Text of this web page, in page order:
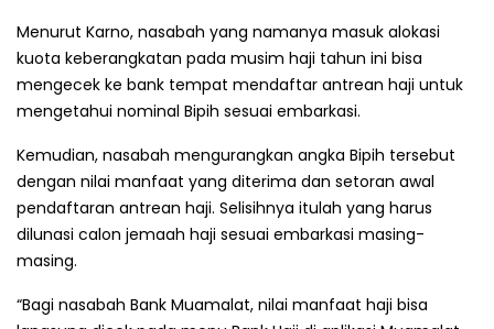
Menurut Karno, nasabah yang namanya masuk alokasi
kuota keberangkatan pada musim haji tahun ini bisa
mengecek ke bank tempat mendaftar antrean haji untuk
mengetahui nominal Bipih sesuai embarkasi.
Kemudian, nasabah mengurangkan angka Bipih tersebut
dengan nilai manfaat yang diterima dan setoran awal
pendaftaran antrean haji. Selisihnya itulah yang harus
dilunasi calon jemaah haji sesuai embarkasi masing-
masing.
“Bagi nasabah Bank Muamalat, nilai manfaat haji bisa